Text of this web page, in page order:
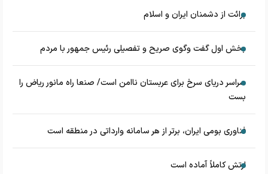
برائت از دشمنان ایران و اسلام
بخش اول گفت وگوی صریح و تفصیلی رئیس جمهور با مردم
سراسر دریای سرخ برای عربستان ناامن است/ صنعا راه مانور ریاض را
بست
فناوری بومی ایران، برتر از هر سامانه وارداتی در منطقه است
ارتش کاملاً آماده است